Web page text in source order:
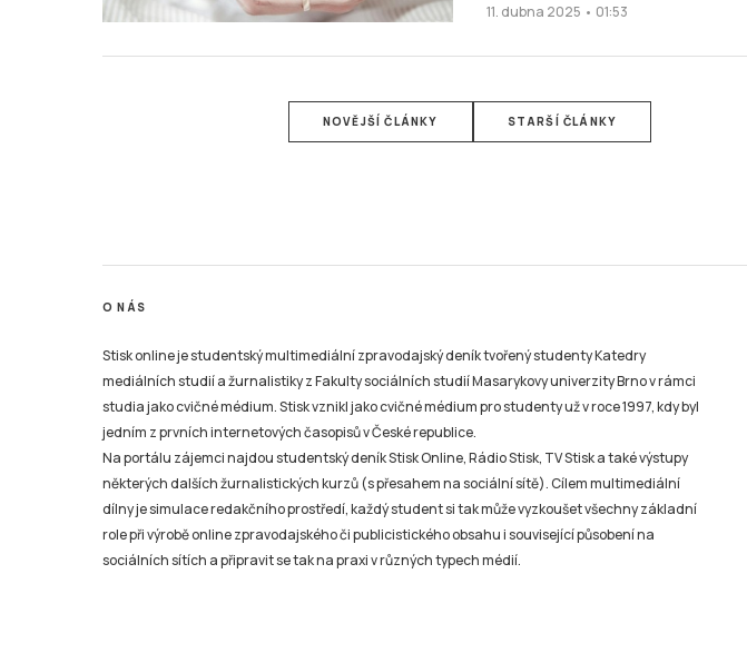
11. dubna 2025 • 01:53
NOVĚJŠÍ ČLÁNKY STARŠÍ ČLÁNKY
O NÁS
Stisk online je studentský multimediální zpravodajský deník tvořený studenty Katedry
mediálních studií a žurnalistiky z Fakulty sociálních studií Masarykovy univerzity Brno v rámci
studia jako cvičné médium. Stisk vznikl jako cvičné médium pro studenty už v roce 1997, kdy byl
jedním z prvních internetových časopisů v České republice.
Na portálu zájemci najdou studentský deník Stisk Online, Rádio Stisk, TV Stisk a také výstupy
některých dalších žurnalistických kurzů (s přesahem na sociální sítě). Cílem multimediální
dílny je simulace redakčního prostředí, každý student si tak může vyzkoušet všechny základní
role při výrobě online zpravodajského či publicistického obsahu i související působení na
sociálních sítích a připravit se tak na praxi v různých typech médií.